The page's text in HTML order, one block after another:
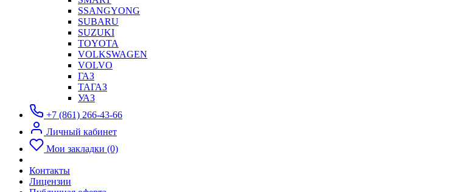
SSANGYONG
SUBARU
SUZUKI
TOYOTA
VOLKSWAGEN
VOLVO
ГАЗ
ТАГАЗ
УАЗ
+7 (861) 266-43-66
Личный кабинет
Мои закладки (0)
Контакты
Лицензии